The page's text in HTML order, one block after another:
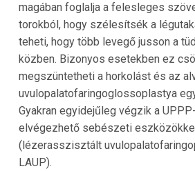
magában foglalja a felesleges
torokból, hogy szélesítsék a
teheti, hogy több levegő jusson a
közben. Bizonyos esetekben ez
megszüntetheti a horkolást és az
uvulopalatofaringoglossoplastya
Gyakran egyidejűleg végzik a
elvégezhető sebészeti
(lézerasszisztált
LAUP).